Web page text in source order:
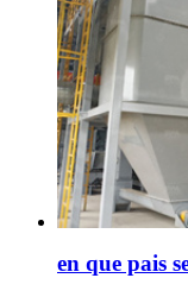
en que pais